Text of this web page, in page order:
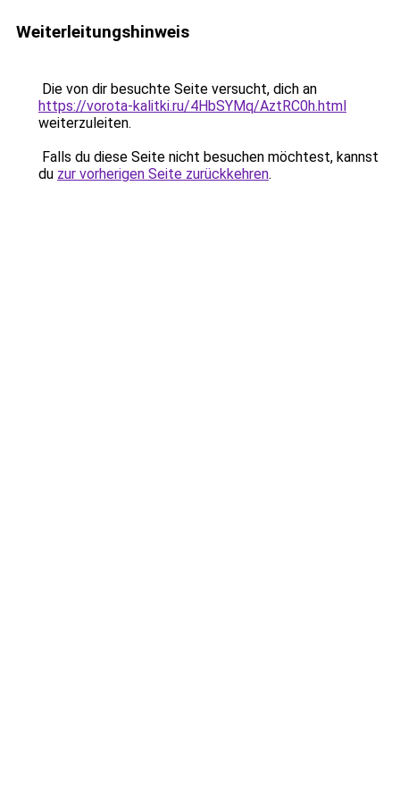
Weiterleitungshinweis
Die von dir besuchte Seite versucht, dich an
https://vorota-kalitki.ru/4HbSYMq/AztRC0h.html
weiterzuleiten.
Falls du diese Seite nicht besuchen möchtest, kannst
du zur vorherigen Seite zurückkehren.